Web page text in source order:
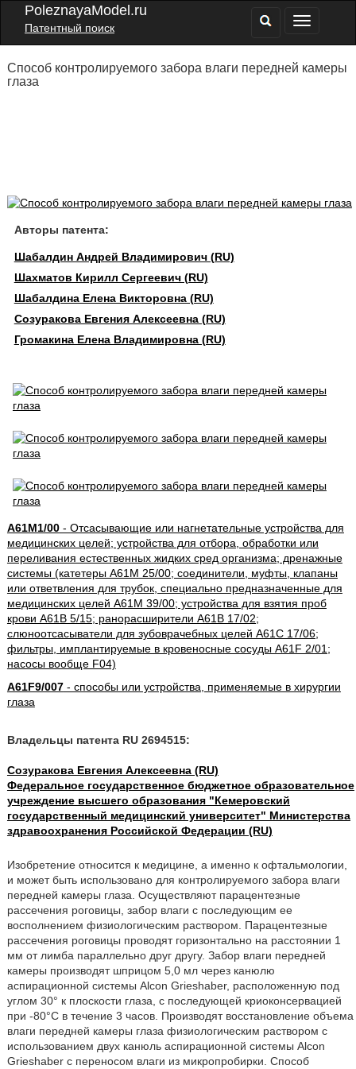
PoleznayaModel.ru
Патентный поиск
Способ контролируемого забора влаги передней камеры
глаза
Авторы патента:
Шабалдин Андрей Владимирович (RU)
Шахматов Кирилл Сергеевич (RU)
Шабалдина Елена Викторовна (RU)
Созуракова Евгения Алексеевна (RU)
Громакина Елена Владимировна (RU)
A61M1/00- Отсасывающие или нагнетательные устройства для
медицинских целей; устройства для отбора, обработки или
переливания естественных жидких сред организма; дренажные
системы (катетеры A61M 25/00; соединители, муфты, клапаны
или ответвления для трубок, специально предназначенные для
медицинских целей A61M 39/00; устройства для взятия проб
крови A61B 5/15; ранорасширители A61B 17/02;
слюноотсасыватели для зубоврачебных целей A61C 17/06;
фильтры, имплантируемые в кровеносные сосуды A61F 2/01;
насосы вообще F04)
A61F9/007- способы или устройства, применяемые в хирургии
глаза
Владельцы патента RU 2694515:
Созуракова Евгения Алексеевна (RU)
Федеральное государственное бюджетное образовательное
учреждение высшего образования "Кемеровский
государственный медицинский университет" Министерства
здравоохранения Российской Федерации (RU)
Изобретение относится к медицине, а именно к офтальмологии,
и может быть использовано для контролируемого забора влаги
передней камеры глаза. Осуществляют парацентезные
рассечения роговицы, забор влаги с последующим ее
восполнением физиологическим раствором. Парацентезные
рассечения роговицы проводят горизонтально на расстоянии 1
мм от лимба параллельно друг другу. Забор влаги передней
камеры производят шприцом 5,0 мл через канюлю
аспирационной системы Alcon Grieshaber, расположенную под
углом 30° к плоскости глаза, с последующей криоконсервацией
при -80°С в течение 3 часов. Производят восстановление объема
влаги передней камеры глаза физиологическим раствором с
использованием двух канюль аспирационной системы Alcon
Grieshaber с переносом влаги из микропробирки. Способ